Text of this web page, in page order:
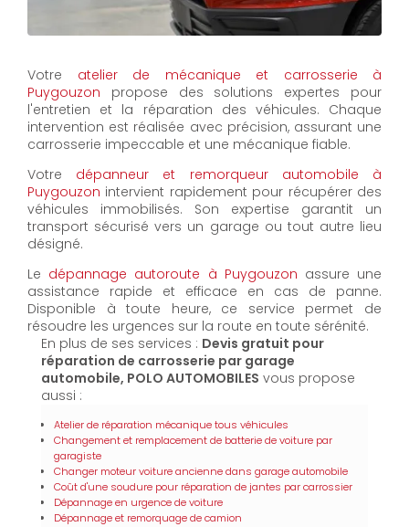
Votre atelier de mécanique et carrosserie à
Puygouzon propose des solutions expertes pour
l'entretien et la réparation des véhicules. Chaque
intervention est réalisée avec précision, assurant une
carrosserie impeccable et une mécanique fiable.
Votre dépanneur et remorqueur automobile à
Puygouzon intervient rapidement pour récupérer des
véhicules immobilisés. Son expertise garantit un
transport sécurisé vers un garage ou tout autre lieu
désigné.
Le dépannage autoroute à Puygouzon assure une
assistance rapide et efficace en cas de panne.
Disponible à toute heure, ce service permet de
résoudre les urgences sur la route en toute sérénité.
En plus de ses services : Devis gratuit pour
réparation de carrosserie par garage
automobile, POLO AUTOMOBILES vous propose
aussi :
Atelier de réparation mécanique tous véhicules
Changement et remplacement de batterie de voiture par
garagiste
Changer moteur voiture ancienne dans garage automobile
Coût d'une soudure pour réparation de jantes par carrossier
Dépannage en urgence de voiture
Dépannage et remorquage de camion